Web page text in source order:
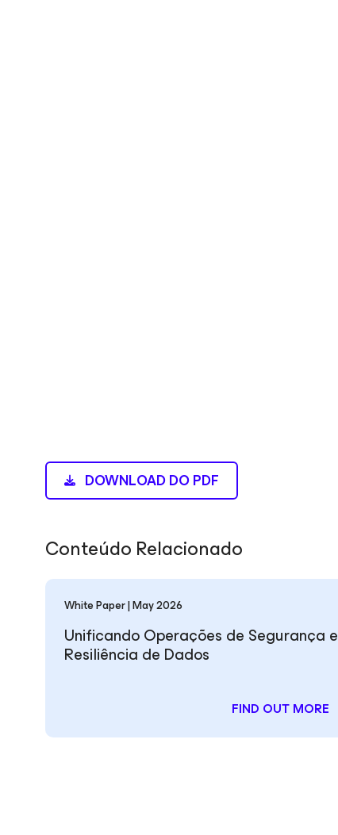
DOWNLOAD DO PDF
Conteúdo Relacionado
White Paper | May 2026
Unificando Operações de Segurança e
Resiliência de Dados
FIND OUT MORE